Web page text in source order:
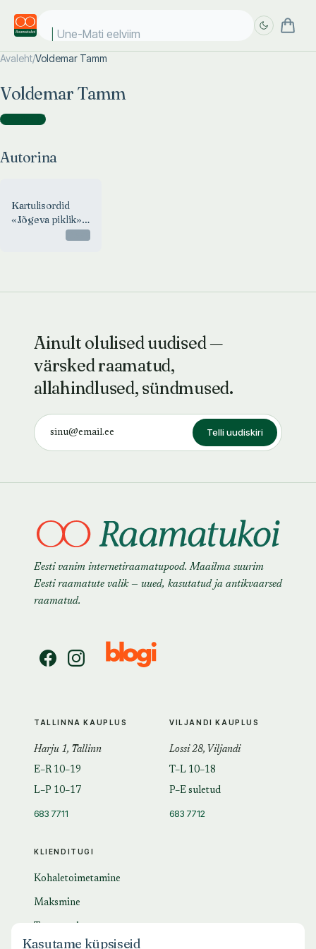
Une-Mati eelviima
Avaleht/Voldemar Tamm
Voldemar Tamm
Autorina )
Autorina
Kartulisordid
«Jõgeva piklik»
Ainult olulised uudised —
värsked raamatud,
allahindlused, sündmused.
Telli uudiskiri
Eesti vanim internetiraamatupood. Maailma suurim
Eesti raamatute valik — uued, kasutatud ja antikvaarsed
raamatud.
KLIENDITUGI
Kohaletoimetamine
Maksmine
TALLINNA KAUPLUS
Harju 1, Tallinn
E–R 10–19
L–P 10–17
683 7711
VILJANDI KAUPLUS
Lossi 28, Viljandi
T–L 10–18
P–E suletud
683 7712
Kasutame küpsiseid